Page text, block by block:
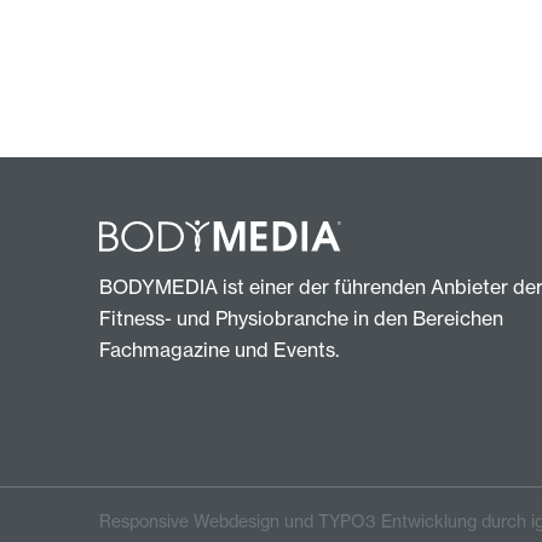
BODYMEDIA ist einer der führenden Anbieter
Fitness- und Physiobranche in den Bereichen
Fachmagazine und Events.
Responsive Webdesign und TYPO3 Entwicklung durch